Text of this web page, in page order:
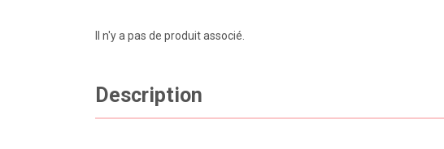
Il n'y a pas de produit associé.
Description